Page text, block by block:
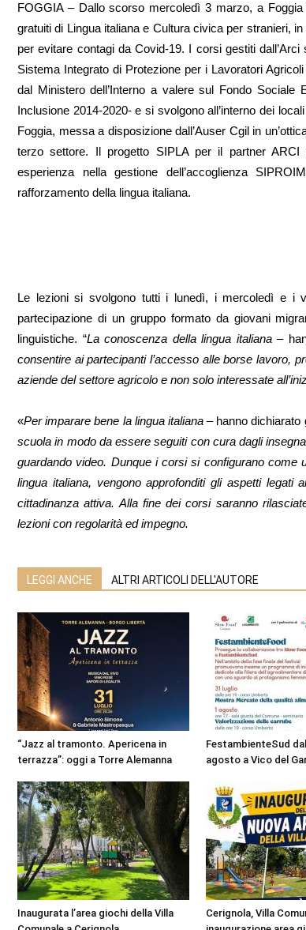
FOGGIA – Dallo scorso mercoledì 3 marzo, a
gratuiti di Lingua italiana e Cultura civica per stranieri,
per evitare contagi da Covid-19. I corsi gestiti
Sistema Integrato di Protezione per i Lavoratori
dal Ministero dell’Interno a valere sul Fondo
Inclusione 2014-2020- e si svolgono all’interno dei
Foggia, messa a disposizione dall’Auser Cgil in
terzo settore. Il progetto SIPLA per il partner ARCI
esperienza nella gestione dell’accoglienza
rafforzamento della lingua italiana.
Le lezioni si svolgono tutti i lunedì, i mercoledì e i
partecipazione di un gruppo formato da giovani
linguistiche. “La conoscenza della lingua italiana–
consentire ai partecipanti l’accesso alle borse lavoro,
aziende del settore agricolo e non solo interessate
«Per imparare bene la lingua italiana– hanno dichiarato
scuola in modo da essere seguiti con cura dagli
guardando video. Dunque i corsi si configurano come
lingua italiana, vengono approfonditi gli aspetti
cittadinanza attiva. Alla fine dei corsi saranno
lezioni con regolarità ed impegno.
LEGGI ANCHE ALTRI ARTICOLI DELL'AUTORE
“Jazz al tramonto. Apericena in
terrazza”: oggi a Torre Alemanna
FestambienteSud
agosto a Vico del
Inaugurata l’area giochi della Villa
Cerignola, Villa